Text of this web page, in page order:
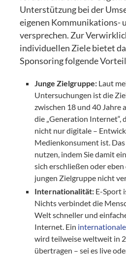
Unterstützung bei der
eigenen Kommunikations-
versprechen. Zur
individuellen Ziele bietet
Sponsoring folgende
Junge Zielgruppe: Laut
Untersuchungen ist die
zwischen 18 und 40 Jahre
die „Generation Internet“,
nicht nur digitale –
Medienkonsument ist.
nutzen, indem Sie damit
sich erschließen oder
jungen Zielgruppe nicht
Internationalität: E-Sport
Nichts verbindet die
Welt schneller und
Internet. Ein
wird teilweise weltweit in
übertragen – sei es live